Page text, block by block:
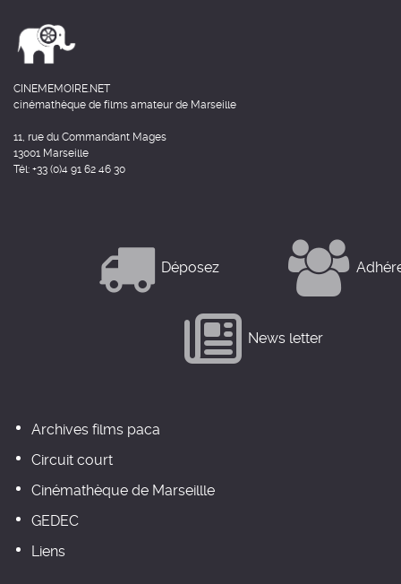
CINEMEMOIRE.NET
cinémathèque de films amateur de Marseille
11, rue du Commandant Mages
13001 Marseille
Tél: +33 (0)4 91 62 46 30
Déposez
News letter
Archives films paca
Circuit court
Cinémathèque de Marseillle
GEDEC
Liens